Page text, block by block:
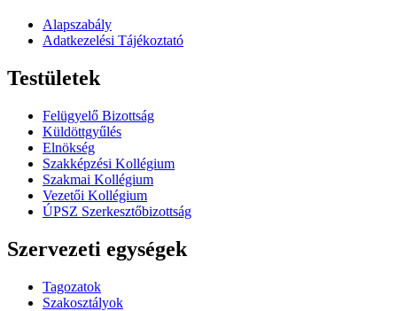
Alapszabály
Adatkezelési Tájékoztató
Testületek
Felügyelő Bizottság
Küldöttgyűlés
Elnökség
Szakképzési Kollégium
Szakmai Kollégium
Vezetői Kollégium
ÚPSZ Szerkesztőbizottság
Szervezeti egységek
Tagozatok
Szakosztályok